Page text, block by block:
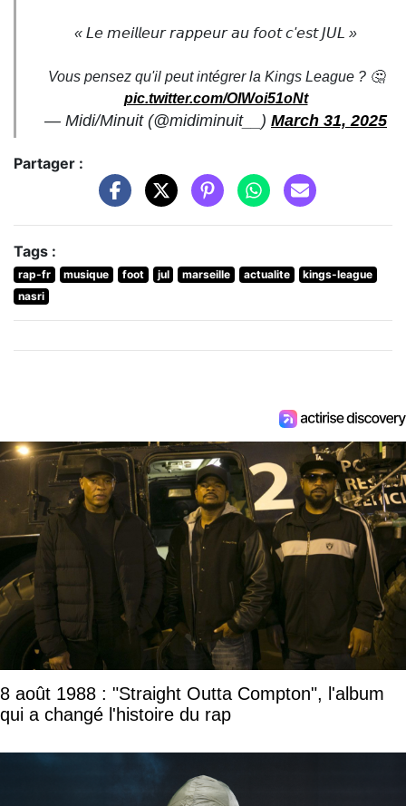
« 𝘓𝘦 𝘮𝘦𝘪𝘭𝘭𝘦𝘶𝘳 𝘳𝘢𝘱𝘱𝘦𝘶𝘳 𝘢𝘶 𝘧𝘰𝘰𝘵 𝘤'𝘦𝘴𝘵 𝘑𝘜𝘓 »
Vous pensez qu'il peut intégrer la Kings League ? 🤔
pic.twitter.com/OIWoi51oNt
— Midi/Minuit (@midiminuit__) March 31, 2025
Partager :
Tags :
rap-fr musique foot jul marseille actualite
kings-league
nasri
8 août 1988 : "Straight Outta Compton", l'album
qui a changé l'histoire du rap